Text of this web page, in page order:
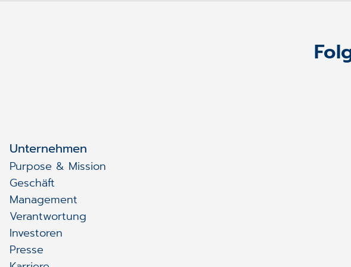
Unternehmen
Purpose & Mission
Geschäft
Management
Verantwortung
Investoren
Presse